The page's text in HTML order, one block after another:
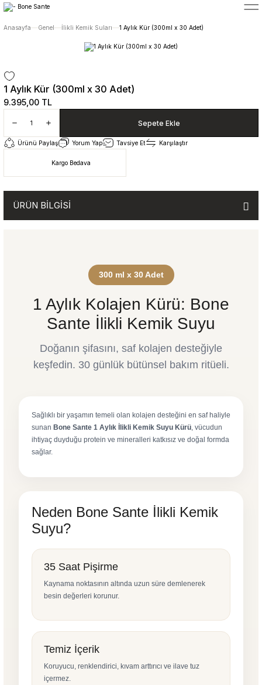
5400 TL ÜZERİ ALIŞVERİŞLERİNİZDE ÜCRETSİZ TESLİMAT
Anasayfa Genel İlikli Kemik Suları 1 Aylık Kür (300ml x 30 Adet)
1 Aylık Kür (300ml x 30 Adet)
9.395,00 TL
Sepete Ekle
Ürünü Paylaş Yorum Yap Tavsiye Et Karşılaştır
Kargo Bedava
ÜRÜN BİLGİSİ
300 ml x 30 Adet
1 Aylık Kolajen Kürü: Bone
Sante İlikli Kemik Suyu
Doğanın şifasını, saf kolajen desteğiyle
keşfedin. 30 günlük bütünsel bakım ritüeli.
Sağlıklı bir yaşamın temeli olan kolajen desteğini en saf haliyle
sunan Bone Sante 1 Aylık İlikli Kemik Suyu Kürü, vücudun
ihtiyaç duyduğu protein ve mineralleri katkısız ve doğal formda
sağlar.
Neden Bone Sante İlikli Kemik
Suyu?
35 Saat Pişirme
Kaynama noktasının altında uzun süre demlenerek
besin değerleri korunur.
Temiz İçerik
Koruyucu, renklendirici, kıvam arttırıcı ve ilave tuz
içermez.